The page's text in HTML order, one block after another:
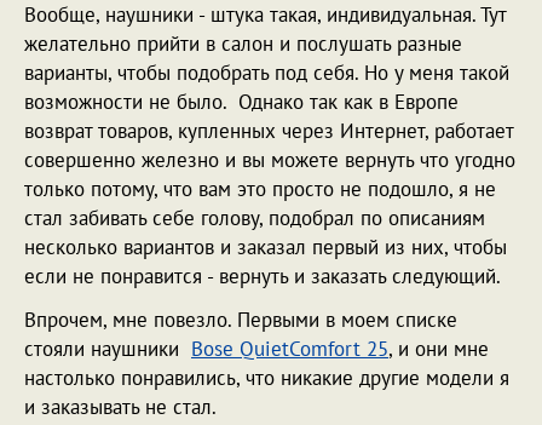
Вообще, наушники - штука такая, индивидуальная. Тут
желательно прийти в салон и послушать разные
варианты, чтобы подобрать под себя. Но у меня такой
возможности не было. Однако так как в Европе
возврат товаров, купленных через Интернет, работает
совершенно железно и вы можете вернуть что угодно
только потому, что вам это просто не подошло, я не
стал забивать себе голову, подобрал по описаниям
несколько вариантов и заказал первый из них, чтобы
если не понравится - вернуть и заказать следующий.
Впрочем, мне повезло. Первыми в моем списке
стояли наушники Bose QuietComfort 25, и они мне
настолько понравились, что никакие другие модели я
и заказывать не стал.